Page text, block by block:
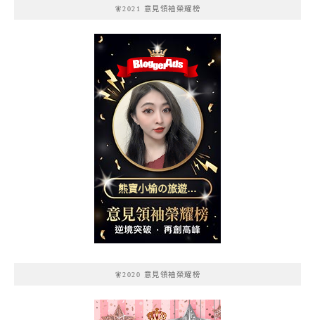
🧚2021 意見領袖榮耀榜
熊寶小榆の旅遊日
記
🧚2020 意見領袖榮耀榜